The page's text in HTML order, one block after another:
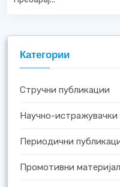
Категории
Стручни публикации
Научно-истражувачки
Периодични
Промотивни